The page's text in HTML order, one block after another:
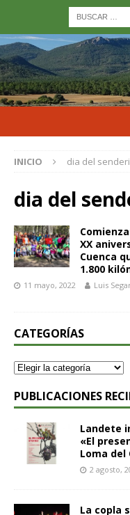
INICIO dia del
dia del
XX
Cuenca
1.800
11 mayo, 2022 Luis
CATEGORÍAS
PUBLICACIONES
Landete
«El
Loma del
2 agosto,
La copla